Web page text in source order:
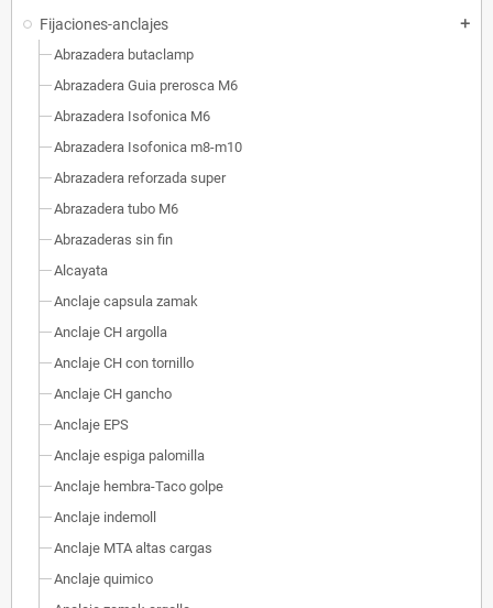
Fijaciones-anclajes add
Abrazadera butaclamp
Abrazadera Guia prerosca M6
Abrazadera Isofonica M6
Abrazadera Isofonica m8-m10
Abrazadera reforzada super
Abrazadera tubo M6
Abrazaderas sin fin
Alcayata
Anclaje capsula zamak
Anclaje CH argolla
Anclaje CH con tornillo
Anclaje CH gancho
Anclaje EPS
Anclaje espiga palomilla
Anclaje hembra-Taco golpe
Anclaje indemoll
Anclaje MTA altas cargas
Anclaje quimico